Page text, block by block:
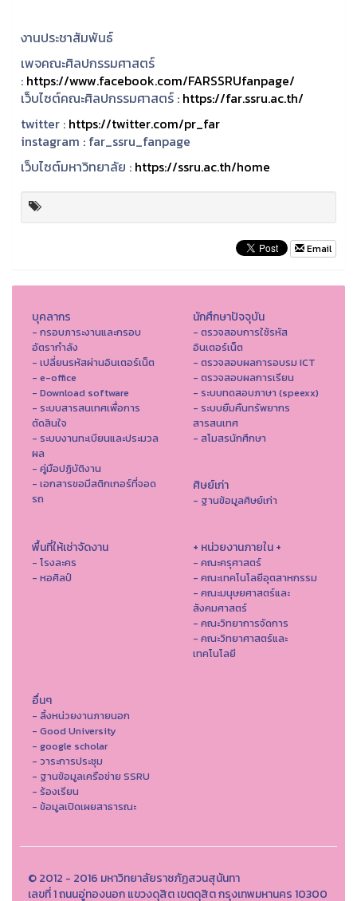
งานประชาสัมพันธ์
เพจคณะศิลปกรรมศาสตร์
: https://www.facebook.com/FARSSRUfanpage/
เว็บไซต์คณะศิลปกรรมศาสตร์ : https://far.ssru.ac.th/
twitter : https://twitter.com/pr_far
instagram : far_ssru_fanpage
เว็บไซต์มหาวิทยาลัย : https://ssru.ac.th/home
Email
บุคลากร
- กรอบภาระงานและกรอบ
อัตรากำลัง
- เปลี่ยนรหัสผ่านอินเตอร์เน็ต
- e-office
- Download software
- ระบบสารสนเทศเพื่อการ
ตัดสินใจ
- ระบบงานทะเบียนและประมวล
ผล
- คู่มือปฏิบัติงาน
- เอกสารขอมีสติกเกอร์ที่จอด
รถ
นักศึกษาปัจจุบัน
- ตรวจสอบการใช้รหัส
อินเตอร์เน็ต
- ตรวจสอบผลการอบรม ICT
- ตรวจสอบผลการเรียน
- ระบบทดสอบภาษา (speexx)
- ระบบยืมคืนทรัพยากร
สารสนเทศ
- สโมสรนักศึกษา
ศิษย์เก่า
- ฐานข้อมูลศิษย์เก่า
พื้นที่ให้เช่าจัดงาน
- โรงละคร
- หอศิลป์
+ หน่วยงานภายใน +
- คณะครุศาสตร์
- คณะเทคโนโลยีอุตสาหกรรม
- คณะมนุษยศาสตร์และ
สังคมศาสตร์
- คณะวิทยาการจัดการ
- คณะวิทยาศาสตร์และ
เทคโนโลยี
อื่นๆ
- ลิ้งหน่วยงานภายนอก
- Good University
- google scholar
- วาระการประชุม
- ฐานข้อมูลเครือข่าย SSRU
- ร้องเรียน
- ข้อมูลเปิดเผยสาธารณะ
© 2012 - 2016 มหาวิทยาลัยราชภัฏสวนสุนันทา
เลขที่ 1 ถนนอู่ทองนอก แขวงดุสิต เขตดุสิต กรุงเทพมหานคร 10300